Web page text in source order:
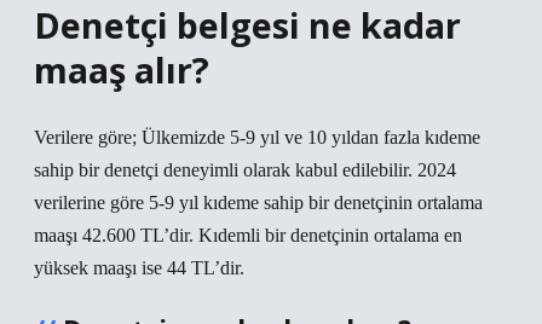
Denetçi belgesi ne kadar
maaş alır?
Verilere göre; Ülkemizde 5-9 yıl ve 10 yıldan fazla kıdeme
sahip bir denetçi deneyimli olarak kabul edilebilir. 2024
verilerine göre 5-9 yıl kıdeme sahip bir denetçinin ortalama
maaşı 42.600 TL’dir. Kıdemli bir denetçinin ortalama en
yüksek maaşı ise 44 TL’dir.